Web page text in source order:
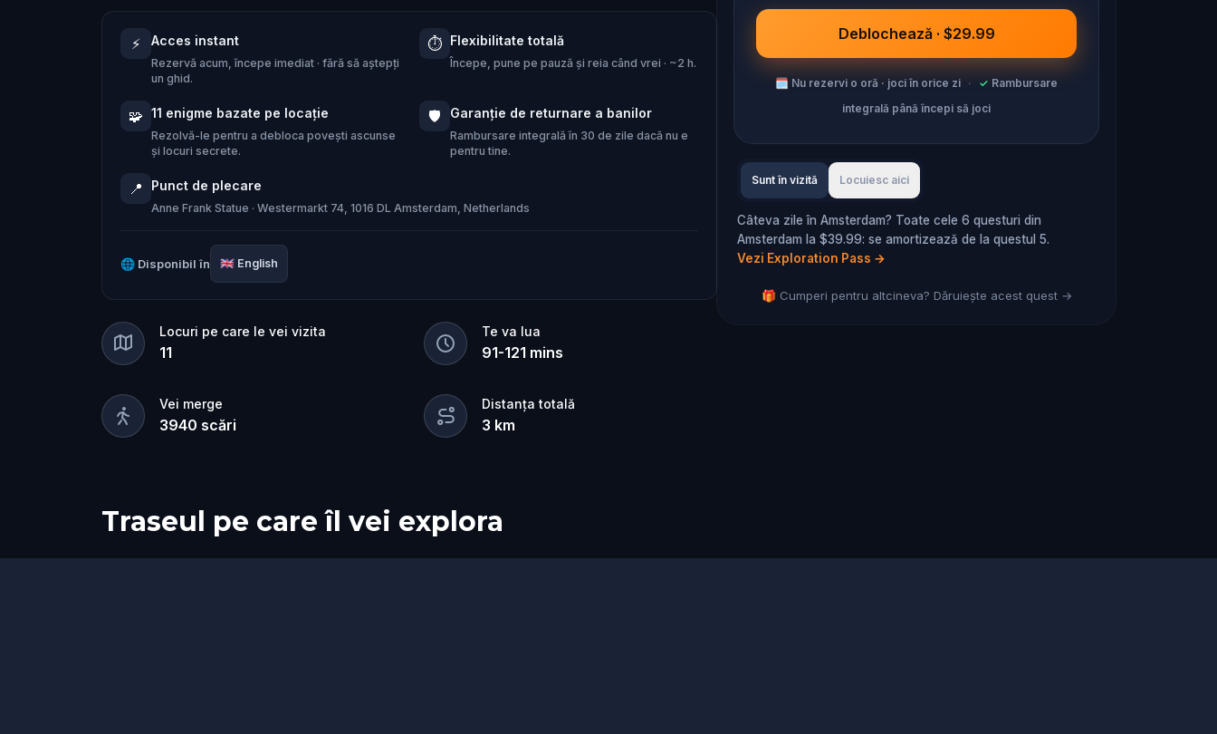
Are you ready to solve the mystery of the lost houses of Jordaan?
⚡ Acces instant
Rezervă acum, începe imediat · fără să aștepți
un ghid.
⏱️ Flexibilitate totală
Începe, pune pe pauză și reia când vrei · ~2 h.
🧩 11 enigme bazate pe locație
Rezolvă-le pentru a debloca povești ascunse
și locuri secrete.
🛡️ Garanție de returnare a banilor
Rambursare integrală în 30 de zile dacă nu e
pentru tine.
📍 Punct de plecare
Anne Frank Statue · Westermarkt 74, 1016 DL Amsterdam, Netherlands
🌐 Disponibil în 🇬🇧 English
Locuri pe care le vei vizita
11
Te va lua
91-121 mins
Vei merge
3940 scări
Distanța totală
3 km
Deblochează · $29.99
🗓 Nu rezervi o oră · joci în orice zi · ✓ Rambursare
integrală până începi să joci
Sunt în vizită Locuiesc aici
Câteva zile în Amsterdam? Toate cele 6 questuri din
Amsterdam la $39.99: se amortizează de la questul 5.
Vezi Exploration Pass →
🎁 Cumperi pentru altcineva? Dăruiește acest quest →
Traseul pe care îl vei explora